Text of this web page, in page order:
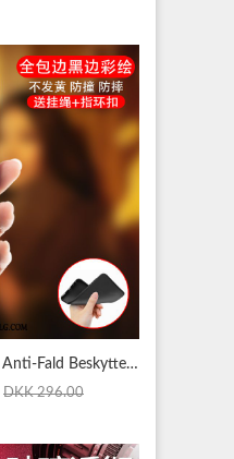
Huawei P Smart Z Etui Anti-Fald Beskyttelse Alt Inklusive Cover Kreativ
DKK 296.00